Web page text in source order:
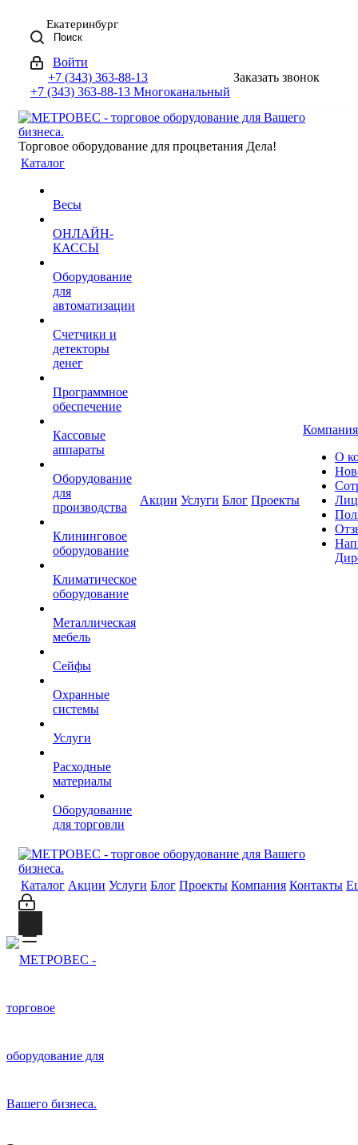
Екатеринбург
Поиск
Войти
+7 (343) 363-88-13
+7 (343) 363-88-13 Многоканальный
Заказать звонок
Торговое оборудование для процветания Дела!
Каталог
Весы
ОНЛАЙН-
КАССЫ
Оборудование
для
автоматизации
Счетчики и
детекторы
денег
Программное
обеспечение
Кассовые
аппараты
Оборудование
для
производства
Клининговое
оборудование
Климатическое
оборудование
Металлическая
мебель
Сейфы
Охранные
системы
Услуги
Расходные
материалы
Оборудование
для торговли
Акции Услуги Блог Проекты
Компания
О
Каталог Акции Услуги Блог Проекты Компания Контакты